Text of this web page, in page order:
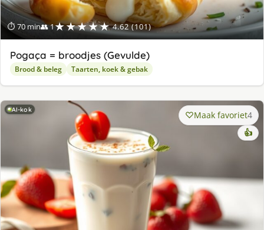
⏱ 70 min👥 1★★★★★ 4.62 (101)
Pogaça = broodjes (Gevulde)
Brood & beleg Taarten, koek & gebak
AI-kok Maak favoriet4
👍